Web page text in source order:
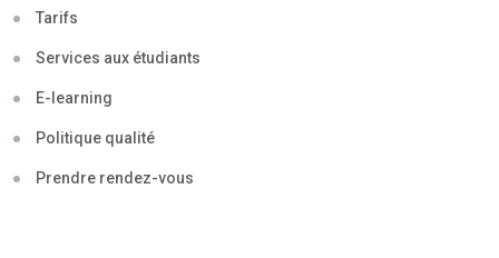
Tarifs
Services aux étudiants
E-learning
Politique qualité
Prendre rendez-vous